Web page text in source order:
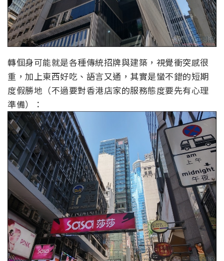
轉個身可能就是各種傳統招牌與建築，視覺衝突感很
重，加上東西好吃、語言又通，其實是蠻不錯的短期
度假勝地（不過要對香港店家的服務態度要先有心理
準備）：